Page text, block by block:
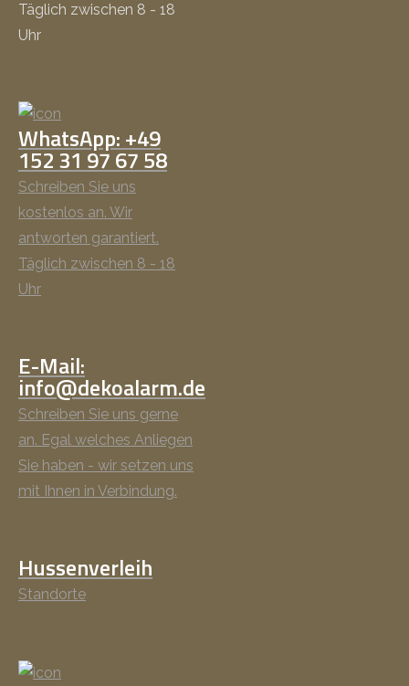
Täglich zwischen 8 - 18
Uhr
WhatsApp: +49
152 31 97 67 58
Schreiben Sie uns
kostenlos an. Wir
antworten garantiert.
Täglich zwischen 8 - 18
Uhr
E-Mail:
info@dekoalarm.de
Schreiben Sie uns gerne
an. Egal welches Anliegen
Sie haben - wir setzen uns
mit Ihnen in Verbindung.
Hussenverleih
Standorte